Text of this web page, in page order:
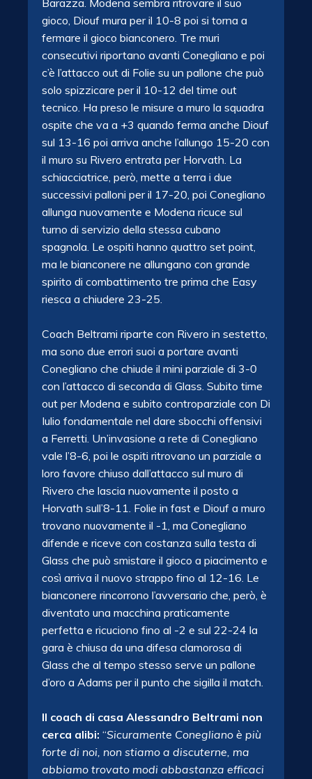
Barazza. Modena sembra ritrovare il suo
gioco, Diouf mura per il 10-8 poi si torna a
fermare il gioco bianconero. Tre muri
consecutivi riportano avanti Conegliano e poi
c’è l’attacco out di Folie su un pallone che può
solo spizzicare per il 10-12 del time out
tecnico. Ha preso le misure a muro la squadra
ospite che va a +3 quando ferma anche Diouf
sul 13-16 poi arriva anche l’allungo 15-20 con
il muro su Rivero entrata per Horvath. La
schiacciatrice, però, mette a terra i due
successivi palloni per il 17-20, poi Conegliano
allunga nuovamente e Modena ricuce sul
turno di servizio della stessa cubano
spagnola. Le ospiti hanno quattro set point,
ma le bianconere ne allungano con grande
spirito di combattimento tre prima che Easy
riesca a chiudere 23-25.
Coach Beltrami riparte con Rivero in sestetto,
ma sono due errori suoi a portare avanti
Conegliano che chiude il mini parziale di 3-0
con l’attacco di seconda di Glass. Subito time
out per Modena e subito controparziale con Di
Iulio fondamentale nel dare sbocchi offensivi
a Ferretti. Un’invasione a rete di Conegliano
vale l’8-6, poi le ospiti ritrovano un parziale a
loro favore chiuso dall’attacco sul muro di
Rivero che lascia nuovamente il posto a
Horvath sull’8-11. Folie in fast e Diouf a muro
trovano nuovamente il -1, ma Conegliano
difende e riceve con costanza sulla testa di
Glass che può smistare il gioco a piacimento e
così arriva il nuovo strappo fino al 12-16. Le
bianconere rincorrono l’avversario che, però, è
diventato una macchina praticamente
perfetta e ricuciono fino al -2 e sul 22-24 la
gara è chiusa da una difesa clamorosa di
Glass che al tempo stesso serve un pallone
d’oro a Adams per il punto che sigilla il match.
Il coach di casa Alessandro Beltrami non
cerca alibi: “Sicuramente Conegliano è più
forte di noi, non stiamo a discuterne, ma
abbiamo trovato modi abbastanza efficaci